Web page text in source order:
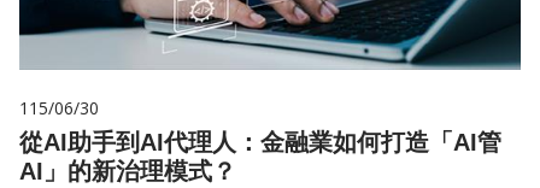
115/06/30
從AI助手到AI代理人：金融業如何打造「AI管
AI」的新治理模式？